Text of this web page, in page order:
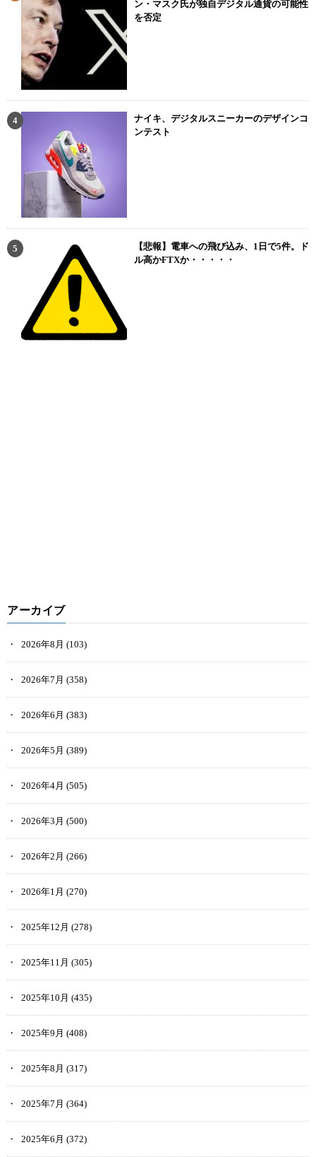
ン・マスク氏が独自デジタル通貨の可能性
を否定
ナイキ、デジタルスニーカーのデザインコ
ンテスト
【悲報】電車への飛び込み、1日で5件。ド
ル高かFTXか・・・・・
アーカイブ
2026年8月 (103)
2026年7月 (358)
2026年6月 (383)
2026年5月 (389)
2026年4月 (505)
2026年3月 (500)
2026年2月 (266)
2026年1月 (270)
2025年12月 (278)
2025年11月 (305)
2025年10月 (435)
2025年9月 (408)
2025年8月 (317)
2025年7月 (364)
2025年6月 (372)